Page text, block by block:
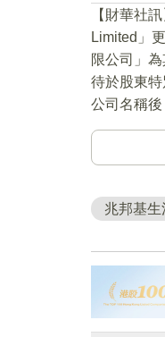
【財華社
Limited」
限公司」
待於股東
公司名稱後
兆邦基生